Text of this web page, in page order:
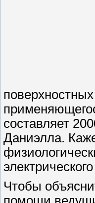
составляет
Даниэлла.
Чтобы